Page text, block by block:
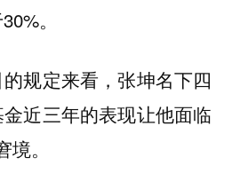
。
规定来看，张坤名下四
近三年的表现让他面临
。